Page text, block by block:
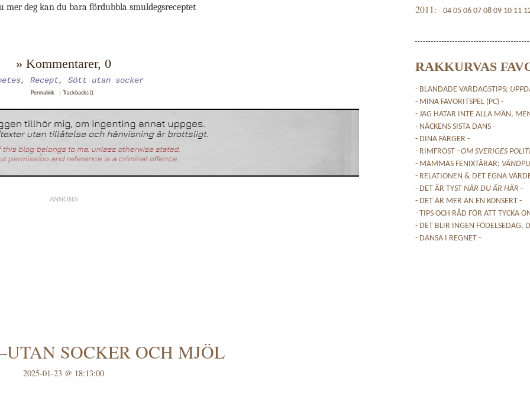
deg kan du bara fördubbla smuldegsreceptet
» Kommentarer, 0
, Recept, Sött utan socker
Permalink Trackbacks ()
SOCKER OCH MJÖL
2025-01-23 @ 18:13:00
2011: 04 05 06 07 08 09 10 11
RAKKURVAS
- BLANDADE VARDAGSTIPS;
- MINA FAVORITSPEL (PC) -
- JAG HATAR INTE ALLA MÄN,
- NÄCKENS SISTA DANS -
- DINA FÄRGER -
- RIMFROST –OM SVERIGES
- MAMMAS FENIXTÅRAR;
- RELATIONEN & DET EGNA
- DET ÄR TYST NÄR DU ÄR HÄR -
- DET ÄR MER ÄN EN KONSERT -
- TIPS OCH RÅD FÖR ATT TYCKA
- DET BLIR INGEN FÖDELSEDAG,
- DANSA I REGNET -